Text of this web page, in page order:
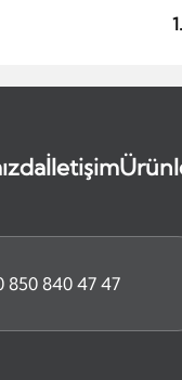
İletişim
850 840 47 47